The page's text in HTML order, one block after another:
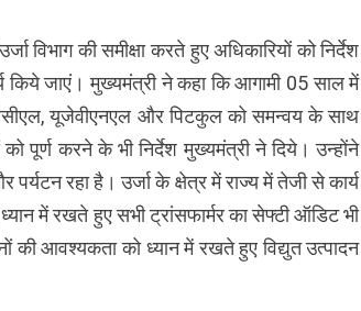
विभाग की समीक्षा करते हुए अधिकारियों को निर्देश
किये जाएं। मुख्यमंत्री ने कहा कि आगामी 05 साल में
यूजेवीएनएल और पिटकुल को समन्वय के साथ
पूर्ण करने के भी निर्देश मुख्यमंत्री ने दिये। उन्होंने
पर्यटन रहा है। उर्जा के क्षेत्र में राज्य में तेजी से कार्य
में रखते हुए सभी ट्रांसफार्मर का सेफ्टी ऑडिट भी
की आवश्यकता को ध्यान में रखते हुए विद्युत उत्पादन